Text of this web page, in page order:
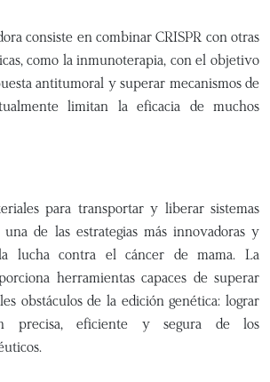
consiste en combinar CRISPR con otras
como la inmunoterapia, con el objetivo
antitumoral y superar mecanismos de
limitan la eficacia de muchos
para transportar y liberar sistemas
una de las estrategias más innovadoras y
lucha contra el cáncer de mama. La
herramientas capaces de superar
obstáculos de la edición genética: lograr
precisa, eficiente y segura de los